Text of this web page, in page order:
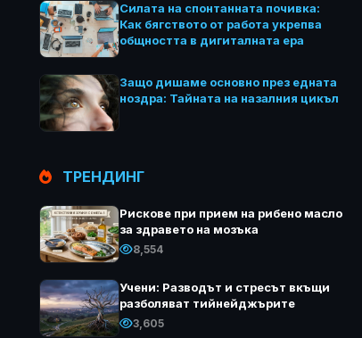
Силата на спонтанната почивка:
Как бягството от работа укрепва
общността в дигиталната ера
Защо дишаме основно през едната
ноздра: Тайната на назалния цикъл
ТРЕНДИНГ
Рискове при прием на рибено масло
за здравето на мозъка
8,554
Учени: Разводът и стресът вкъщи
разболяват тийнейджърите
3,605